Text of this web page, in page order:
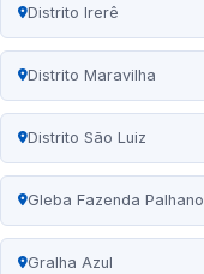
Distrito Irerê
Distrito Maravilha
Distrito São Luiz
Gleba Fazenda Palhano
Gralha Azul